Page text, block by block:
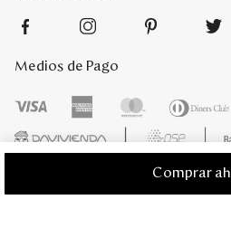
Comprar
Medios de Pago
Mario Hernández 2022. Derechos
Plataforma